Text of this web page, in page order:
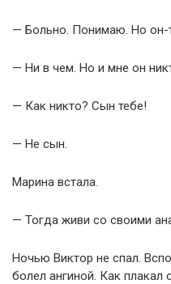
— Больно. Понимаю. Но он-
— Ни в чем. Но и мне он
— Как никто? Сын тебе!
— Не сын.
Марина встала.
— Тогда живи со своими
Ночью Виктор не спал.
болел ангиной. Как плакал